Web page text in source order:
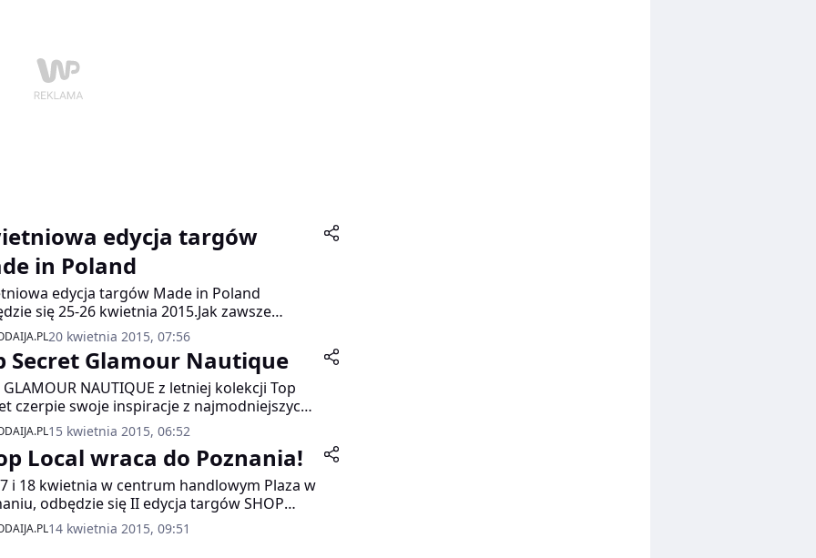
edycja targów
in Poland
edycja targów Made in Poland
się 25-26 kwietnia 2015.Jak zawsze
się w Domu Polonii na Krakowskim
64 w Warszawie.
20 kwietnia 2015, 07:56
Secret Glamour Nautique
GLAMOUR NAUTIQUE z letniej kolekcji Top
czerpie swoje inspiracje z najmodniejszych
sezonie trendów – marynistycznego i
15 kwietnia 2015, 06:52
Local wraca do Poznania!
i 18 kwietnia w centrum handlowym Plaza w
odbędzie się II edycja targów SHOP
które po dłuższej przerwie na nowo
do stolicy Wielkopolski. Wydarzenie stanie
14 kwietnia 2015, 09:51